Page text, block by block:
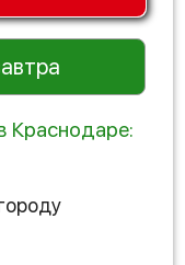
Краснодаре: